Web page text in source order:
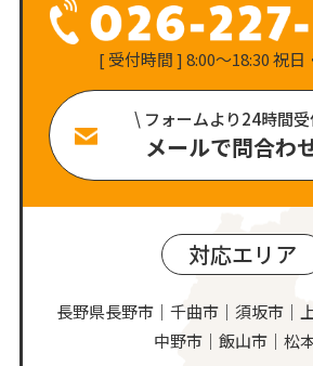
[ 受付時間 ] 8:00〜18:30 祝日
\ フォームより24時間
メールで問合わ
対応エリア
長野県長野市｜千曲市｜須坂市｜
中野市｜飯山市｜松